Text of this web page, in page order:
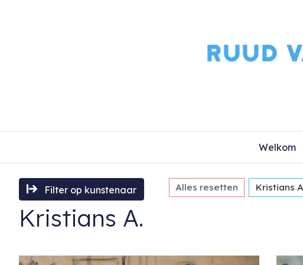
Welkom
Filter op kunstenaar Alles resetten Kristians
Kristians A.